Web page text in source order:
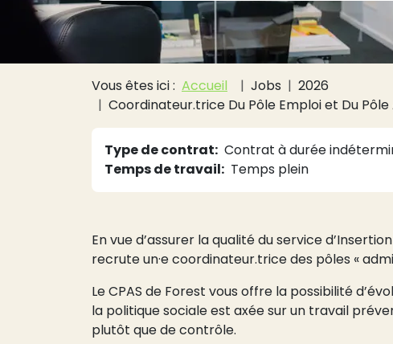
Fil d'Ariane
Vous êtes ici : Accueil Jobs
2026
Coordinateur.trice Du Pôle Emploi et Du
Type de contrat Contrat à durée
Temps de travail
Temps plein
En vue d’assurer la qualité du service
recrute un·e coordinateur.trice des pôles «
Le CPAS de Forest vous offre la possibilité
la politique sociale est axée sur un travail
plutôt que de contrôle.